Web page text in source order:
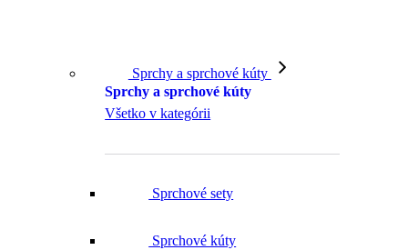
Sprchy a sprchové kúty
Sprchy a sprchové kúty
Všetko v kategórii
Sprchové sety
Sprchové kúty